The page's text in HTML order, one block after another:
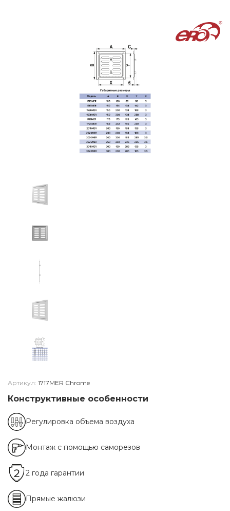
Артикул: 1717MER Chrome
Конструктивные особенности
Регулировка объема воздуха
Монтаж с помощью саморезов
2 года гарантии
Прямые жалюзи